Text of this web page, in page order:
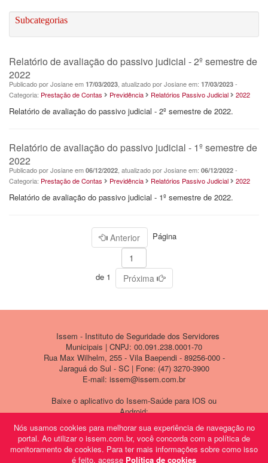
Nós usamos cookies para melhorar sua experiência de navegação no
portal. Ao utilizar o issem.com.br, você concorda com a política de
monitoramento de cookies. Para ter mais informações sobre como isso
é feito, acesse Política de cookies
Subcategorias
Relatório de avaliação do passivo judicial - 2º semestre de
2022
Publicado por Josiane em 17/03/2023 , atualizado por Josiane em: 17/03/2023 -
Categoria: Prestação de Contas Previdência Relatórios Passivo Judicial 2022
Relatório de avaliação do passivo judicial - 2º semestre de 2022.
Relatório de avaliação do passivo judicial - 1º semestre de
2022
Publicado por Josiane em 06/12/2022 , atualizado por Josiane em: 06/12/2022 -
Categoria: Prestação de Contas Previdência Relatórios Passivo Judicial 2022
Relatório de avaliação do passivo judicial - 1º semestre de 2022.
Anterior Página
de 1 Próxima
Issem - Instituto de Seguridade dos Servidores
Municipais | CNPJ: 00.091.238.0001-70
Rua Max Wilhelm, 255 - Vila Baependi - 89256-000 -
Jaraguá do Sul - SC | Fone: (47) 3270-3900
E-mail: issem@issem.com.br
Baixe o aplicativo do Issem-Saúde para IOS ou
Android: